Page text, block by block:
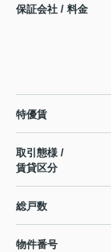
保証会社 / 料金
特優賃
取引態様 /
賃貸区分
総戸数
物件番号